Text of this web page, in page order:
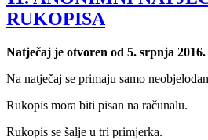
RUKOPISA
Natječaj je otvoren od 5. srpnja 2016.
Na natječaj se primaju samo
Rukopis mora biti pisan na računalu.
Rukopis se šalje u tri primjerka.